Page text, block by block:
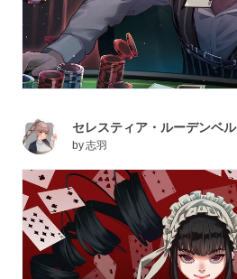
セレスティア・ルーデンベル
by志羽